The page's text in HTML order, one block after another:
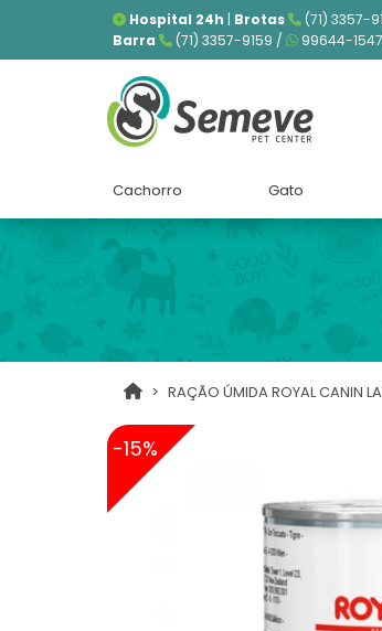
Hospital 24h | Brotas (71) 3357-
Barra
(71) 3357-9159 / 99644-
Cachorro Gato
RAÇÃO ÚMIDA ROYAL CANIN
-15%